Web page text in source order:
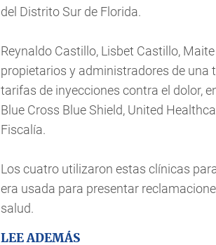
del Distrito Sur de Florida.
Reynaldo Castillo, Lisbet Castillo,
propietarios y administradores de una
tarifas de inyecciones contra el dolor,
Blue Cross Blue Shield, United
Fiscalía.
Los cuatro utilizaron estas clínicas
era usada para presentar
salud.
LEE ADEMÁS